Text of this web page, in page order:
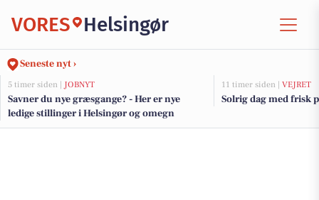
VORES Helsingør
Seneste nyt ›
5 timer siden | JOBNYT
Savner du nye græsgange? - Her er nye
ledige stillinger i Helsingør og omegn
11 timer siden | VEJRET
Solrig dag med frisk